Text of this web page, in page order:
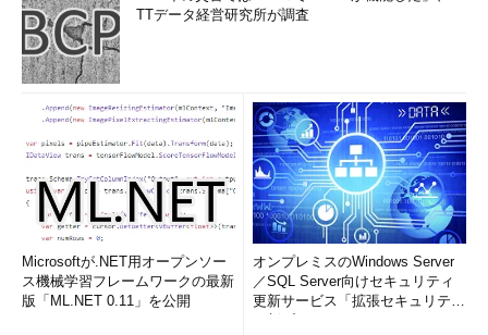
TTデータ経営研究所が調査
Microsoftが.NET用オープンソー
ス機械学習フレームワークの最新
版「ML.NET 0.11」を公開
オンプレミスのWindows Server
／SQL Server向けセキュリティ
更新サービス「拡張セキュリティ